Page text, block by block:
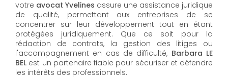
votre avocat Yvelines assure une assistance juridique
de qualité, permettant aux entreprises de se
concentrer sur leur développement tout en étant
protégées juridiquement. Que ce soit pour la
rédaction de contrats, la gestion des litiges ou
l'accompagnement en cas de difficulté, Barbara LE
BEL​​​​​​​ est un partenaire fiable pour sécuriser et défendre
les intérêts des professionnels.